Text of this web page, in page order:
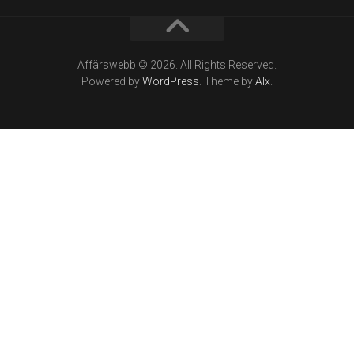
Affärswebb © 2026. All Rights Reserved.
Powered byWordPress . Theme byAlx